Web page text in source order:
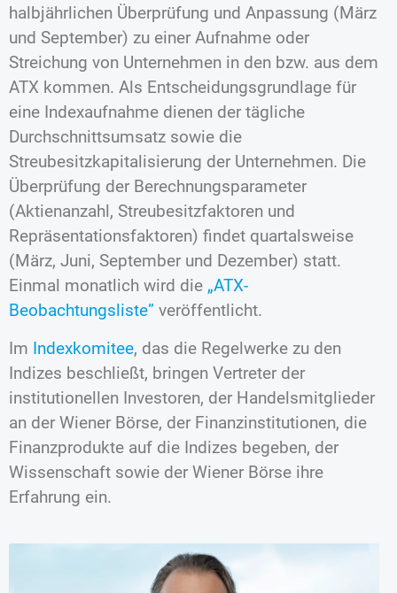
halbjährlichen Überprüfung und Anpassung (März
und September) zu einer Aufnahme oder
Streichung von Unternehmen in den bzw. aus dem
ATX kommen. Als Entscheidungsgrundlage für
eine Indexaufnahme dienen der tägliche
Durchschnittsumsatz sowie die
Streubesitzkapitalisierung der Unternehmen. Die
Überprüfung der Berechnungsparameter
(Aktienanzahl, Streubesitzfaktoren und
Repräsentationsfaktoren) findet quartalsweise
(März, Juni, September und Dezember) statt.
Einmal monatlich wird die „ATX-
Beobachtungsliste” veröffentlicht.
Im Indexkomitee, das die Regelwerke zu den
Indizes beschließt, bringen Vertreter der
institutionellen Investoren, der Handelsmitglieder
an der Wiener Börse, der Finanzinstitutionen, die
Finanzprodukte auf die Indizes begeben, der
Wissenschaft sowie der Wiener Börse ihre
Erfahrung ein.